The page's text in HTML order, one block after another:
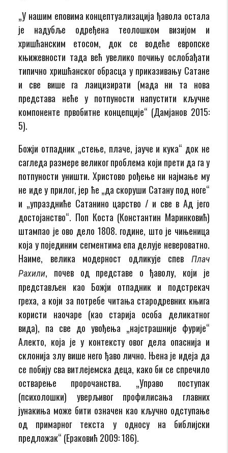
„У нашим еповима концептуализација ђавола остала
је надубље одређена теолошком визијом и
хришћанским етосом, док се водеће европске
књижевности тада већ увелико почињу ослобађати
типично хришћанског обрасца у приказивању Сатане
и све више га лаицизирати (мада ни та нова
представа неће у потпуности напустити кључне
компоненте првобитне концепције“ (Дамјанов 2015:
5).
Божји отпадник „стење, плаче, јауче и кука“ док не
сагледа размере великог проблема који прети да га у
потпуности уништи. Христово рођење ни најмање му
не иде у прилог, јер ће „да скоруши Сатану под ноге“
и „упраздниће Сатанино царство / и све в Ад јего
достојанство“. Поп Коста (Константин Маринковић)
штампао је ово дело 1808. године, што је чињеница
која у појединим сегментима епа делује невероватно.
Наиме, велика модерност одликује спев
Плач
Рахили, почев од представе о ђаволу, који је
представљен као Божји отпадник и подстрекач
греха, а који за потребе читања стародревних књига
користи наочаре (као старија особа деликатног
вида), па све до увођења „најстрашније фурије“
Алекто, која је у контексту овог дела опаснија и
склонија злу више него ђаво лично. Њена је идеја да
се побију сва витлејемска деца, како би се спречило
остварење пророчанства. „Управо поступак
(психолошки) уверљивог профилисања главних
јунакиња може бити означен као кључно одступање
од примарног текста у односу на библијски
предложак“ (Ераковић 2009: 186).